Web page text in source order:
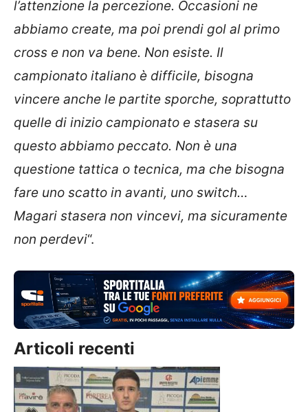
l’attenzione la percezione. Occasioni ne
abbiamo create, ma poi prendi gol al primo
cross e non va bene. Non esiste. Il
campionato italiano è difficile, bisogna
vincere anche le partite sporche, soprattutto
quelle di inizio campionato e stasera su
questo abbiamo peccato. Non è una
questione tattica o tecnica, ma che bisogna
fare uno scatto in avanti, uno switch…
Magari stasera non vincevi, ma sicuramente
non perdevi“.
Articoli recenti